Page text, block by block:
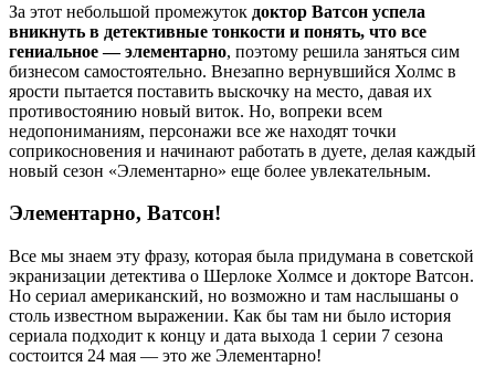
За этот небольшой промежуток доктор Ватсон успела
вникнуть в детективные тонкости и понять, что все
гениальное — элементарно, поэтому решила заняться сим
бизнесом самостоятельно. Внезапно вернувшийся Холмс в
ярости пытается поставить выскочку на место, давая их
противостоянию новый виток. Но, вопреки всем
недопониманиям, персонажи все же находят точки
соприкосновения и начинают работать в дуете, делая каждый
новый сезон «Элементарно» еще более увлекательным.
Элементарно, Ватсон!
Все мы знаем эту фразу, которая была придумана в советской
экранизации детектива о Шерлоке Холмсе и докторе Ватсон.
Но сериал американский, но возможно и там наслышаны о
столь известном выражении. Как бы там ни было история
сериала подходит к концу и дата выхода 1 серии 7 сезона
состоится 24 мая — это же Элементарно!